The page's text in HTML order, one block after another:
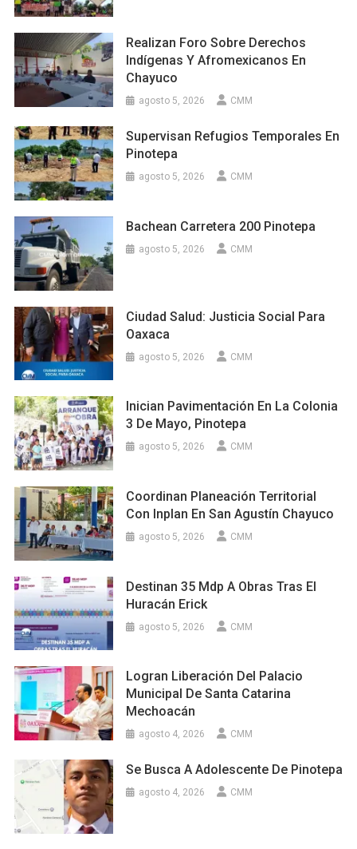
Realizan Foro Sobre Derechos
Indígenas Y Afromexicanos En
Chayuco
agosto 5, 2026 CMM
Supervisan Refugios Temporales En
Pinotepa
agosto 5, 2026 CMM
Bachean Carretera 200 Pinotepa
agosto 5, 2026 CMM
Ciudad Salud: Justicia Social Para
Oaxaca
agosto 5, 2026 CMM
Inician Pavimentación En La Colonia
3 De Mayo, Pinotepa
agosto 5, 2026 CMM
Coordinan Planeación Territorial
Con Inplan En San Agustín Chayuco
agosto 5, 2026 CMM
Destinan 35 Mdp A Obras Tras El
Huracán Erick
agosto 5, 2026 CMM
Logran Liberación Del Palacio
Municipal De Santa Catarina
Mechoacán
agosto 4, 2026 CMM
Se Busca A Adolescente De Pinotepa
agosto 4, 2026 CMM